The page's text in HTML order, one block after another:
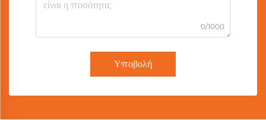
0/1000
Υποβολή